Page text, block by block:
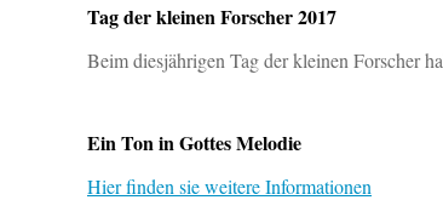
Tag der kleinen Forscher 2017
Beim diesjährigen Tag der kleinen Forscher
Ein Ton in Gottes Melodie
Hier finden sie weitere Informationen